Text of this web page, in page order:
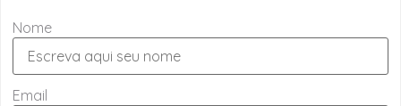
Nome
Email